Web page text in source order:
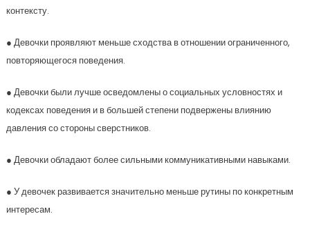
контексту.
● Девочки проявляют меньше сходства в отношении ограниченного,
повторяющегося поведения.
● Девочки были лучше осведомлены о социальных условностях и
кодексах поведения и в большей степени подвержены влиянию
давления со стороны сверстников.
● Девочки обладают более сильными коммуникативными навыками.
● У девочек развивается значительно меньше рутины по конкретным
интересам.